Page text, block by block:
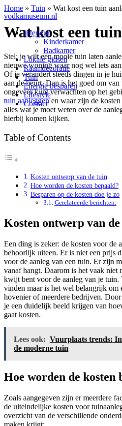
vodkamuseum.nl
Interieur
Kinderkamer
Badkamer
Lokale gidsen
Raamdecoratie
Tuin
Energie besparen
Lifestyle
Contact
Home » Tuin » Wat kost een tuin
Wat kost een
Stel: je wilt een mooie tuin laten
nieuwe woning waar nog wel iets
Of je verandert steeds dingen in je
aan de beurt. Dan is het goed om
ongeveer kunt verwachten op het
tuin aanleggenen waar zijn de kosten
alles wat je moet weten over de
hierbij komen kijken.
Table of Contents
Kosten ontwerp van de tuin
Hoe worden de kosten bepaald?
Besparen op de kosten doe je zo
Gerelateerde berichten:
Kosten ontwerp van
Een ding is zeker: de kosten voor de
behoorlijk uiteen. Er is niet een prijs
voor de aanleg van een tuin. Er zijn
vanaf hangt. Daarom is het vaak niet
kwijt bent voor de aanleg van je
vinden maar is het wel belangrijk om
hovenier of meerdere bedrijven.
je een duidelijk beeld krijgen van
gaat kosten.
Lees ook: Vuurplaats trends:
de moderne tuin
Hoe worden de kosten
Zoals aangegeven zijn er meerdere
de uiteindelijke kosten voor
overzicht van de verschillende
maken krijgt: